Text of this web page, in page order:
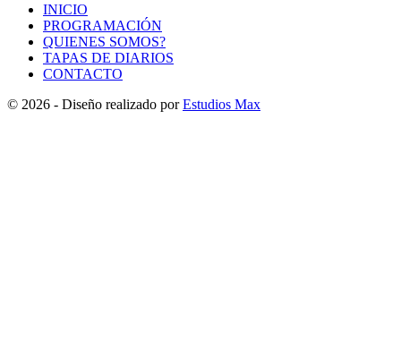
INICIO
PROGRAMACIÓN
QUIENES SOMOS?
TAPAS DE DIARIOS
CONTACTO
© 2026 - Diseño realizado porEstudios Max